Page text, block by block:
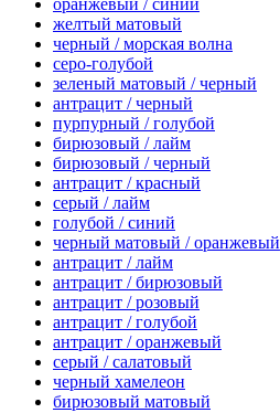
желтый матовый
черный / морская волна
серо-голубой
зеленый матовый / черный
антрацит / черный
пурпурный / голубой
бирюзовый / лайм
бирюзовый / черный
антрацит / красный
серый / лайм
голубой / синий
черный матовый / оранжевый
антрацит / лайм
антрацит / бирюзовый
антрацит / розовый
антрацит / голубой
антрацит / оранжевый
серый / салатовый
черный хамелеон
бирюзовый матовый